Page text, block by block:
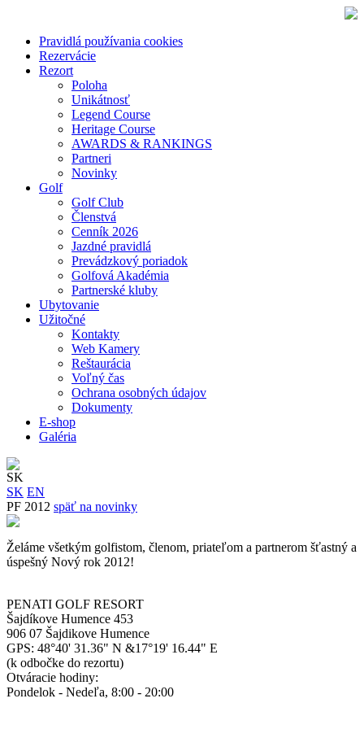
Pravidlá používania cookies
Rezervácie
Rezort
Poloha
Unikátnosť
Legend Course
Heritage Course
AWARDS & RANKINGS
Partneri
Novinky
Golf
Golf Club
Členstvá
Cenník 2026
Jazdné pravidlá
Prevádzkový poriadok
Golfová Akadémia
Partnerské kluby
Ubytovanie
Užitočné
Kontakty
Web Kamery
Reštaurácia
Voľný čas
Ochrana osobných údajov
Dokumenty
E-shop
Galéria
SK
SK EN
PF 2012 späť na novinky
Želáme všetkým golfistom, členom, priateľom a partnerom šťastný a
úspešný Nový rok 2012!
PENATI GOLF RESORT
Šajdíkove Humence 453
906 07 Šajdikove Humence
GPS: 48°40' 31.36" N &17°19' 16.44" E
(k odbočke do rezortu)
Otváracie hodiny:
Pondelok - Nedeľa, 8:00 - 20:00